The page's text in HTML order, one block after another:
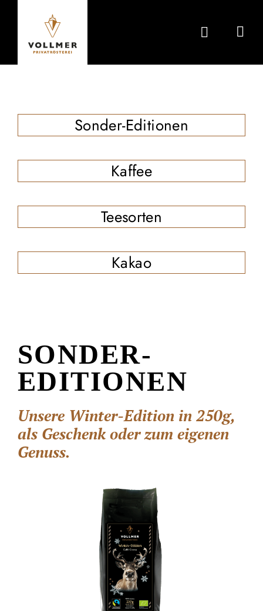
springen
Sonder-Editionen
Kaffee
Teesorten
Kakao
SONDER-
EDITIONEN
Unsere Winter-Edition in 250g,
als Geschenk oder zum eigenen
Genuss.